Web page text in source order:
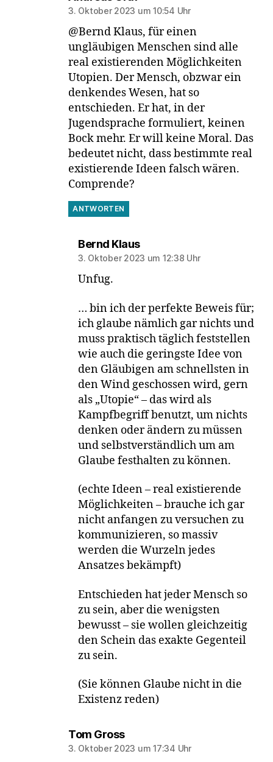
3. Oktober 2023 um 10:54 Uhr
@Bernd Klaus, für einen
ungläubigen Menschen sind alle
real existierenden Möglichkeiten
Utopien. Der Mensch, obzwar ein
denkendes Wesen, hat so
entschieden. Er hat, in der
Jugendsprache formuliert, keinen
Bock mehr. Er will keine Moral. Das
bedeutet nicht, dass bestimmte real
existierende Ideen falsch wären.
Comprende?
ANTWORTEN
Bernd Klaussagt:
3. Oktober 2023 um 12:38 Uhr
Unfug.
… bin ich der perfekte Beweis für;
ich glaube nämlich gar nichts und
muss praktisch täglich feststellen
wie auch die geringste Idee von
den Gläubigen am schnellsten in
den Wind geschossen wird, gern
als „Utopie“ – das wird als
Kampfbegriff benutzt, um nichts
denken oder ändern zu müssen
und selbstverständlich um am
Glaube festhalten zu können.
(echte Ideen – real existierende
Möglichkeiten – brauche ich gar
nicht anfangen zu versuchen zu
kommunizieren, so massiv
werden die Wurzeln jedes
Ansatzes bekämpft)
Entschieden hat jeder Mensch so
zu sein, aber die wenigsten
bewusst – sie wollen gleichzeitig
den Schein das exakte Gegenteil
zu sein.
(Sie können Glaube nicht in die
Existenz reden)
Tom Grosssagt:
3. Oktober 2023 um 17:34 Uhr